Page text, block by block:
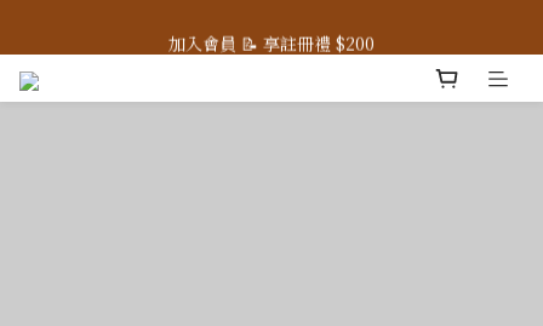
7/31-8/9 ☀️ 全館滿 2,800 免運，滿 3,800 即 95 折